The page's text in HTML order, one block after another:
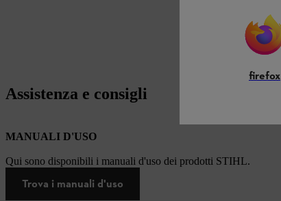
Assistenza e consigli
MANUALI D'USO
Qui sono disponibili i manuali d'uso dei prodotti STIHL.
Trova i manuali d'uso
firefox